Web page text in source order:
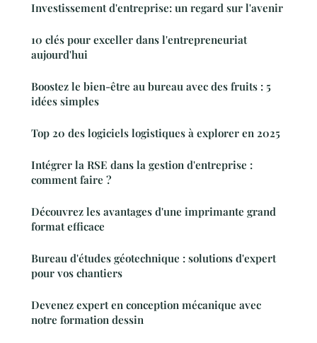
Investissement d'entreprise: un regard sur l'avenir
10 clés pour exceller dans l'entrepreneuriat
aujourd'hui
Boostez le bien-être au bureau avec des fruits : 5
idées simples
Top 20 des logiciels logistiques à explorer en 2025
Intégrer la RSE dans la gestion d'entreprise :
comment faire ?
Découvrez les avantages d'une imprimante grand
format efficace
Bureau d'études géotechnique : solutions d'expert
pour vos chantiers
Devenez expert en conception mécanique avec
notre formation dessin